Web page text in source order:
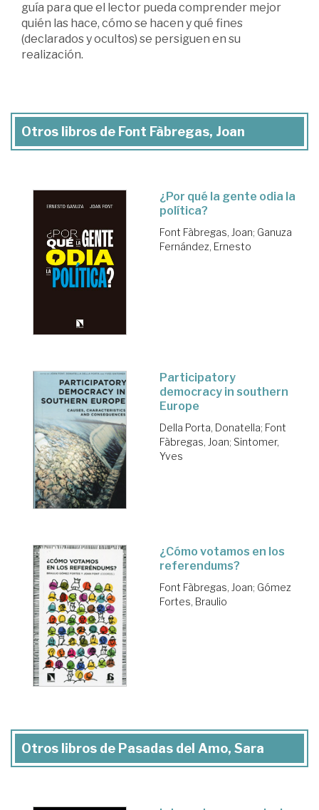
guía para que el lector pueda comprender mejor
quién las hace, cómo se hacen y qué fines
(declarados y ocultos) se persiguen en su
realización.
Otros libros de Font Fàbregas, Joan
¿Por qué la gente odia la
política?
Font Fàbregas, Joan; Ganuza
Fernández, Ernesto
Participatory
democracy in southern
Europe
Della Porta, Donatella; Font
Fàbregas, Joan; Sintomer,
Yves
¿Cómo votamos en los
referendums?
Font Fàbregas, Joan; Gómez
Fortes, Braulio
Otros libros de Pasadas del Amo, Sara